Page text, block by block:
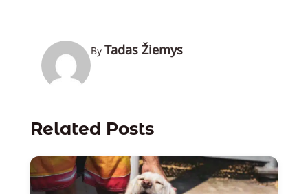
By Tadas Žiemys
Related Posts